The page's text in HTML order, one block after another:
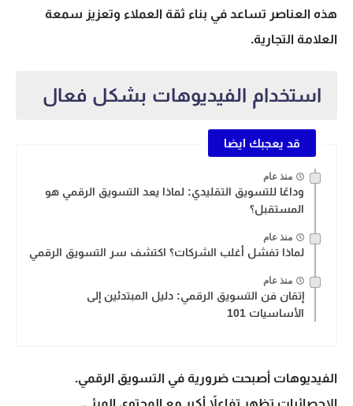
هذه العناصر تساعد في بناء ثقة العملاء وتعزيز سمعة
العلامة التجارية.
استخدام الفيديوهات بشكل فعال
قد يعجبك ايضا
منذ عام
وداعًا للتسويق التقليدي: لماذا يعد التسويق الرقمي هو
المستقبل؟
منذ عام
لماذا تفشل أغلب الشركات؟ اكتشف سر التسويق الرقمي
منذ عام
إتقان فن التسويق الرقمي: دليل المبتدئين إلى
الأساسيات 101
الفيديوهات أصبحت ضرورية في التسويق الرقمي.
الإحصائيات تظهر تفاعلاً أكبر مع المحتوى المرئي.